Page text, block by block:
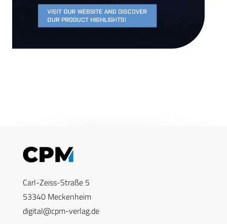
Carl-Zeiss-Straße 5
53340 Meckenheim
digital@cpm-verlag.de